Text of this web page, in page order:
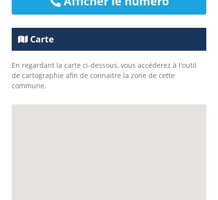
Carte
En regardant la carte ci-dessous, vous accéderez à l'outil
de cartographie afin de connaitre la zone de cette
commune.